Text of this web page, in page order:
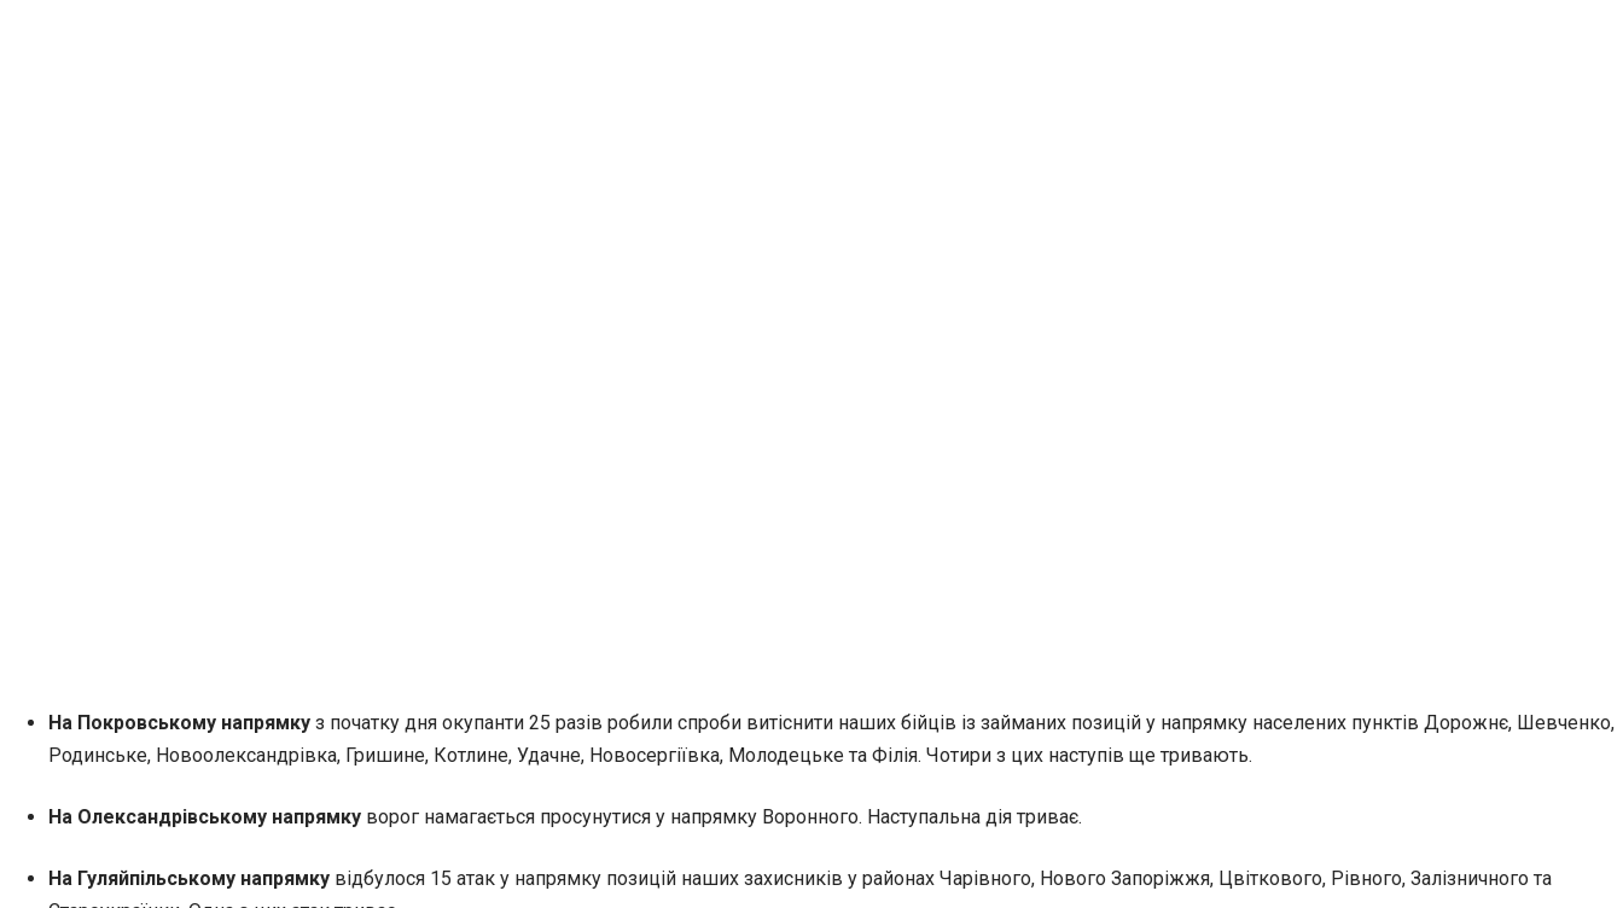
На Покровському напрямку з початку дня окупанти 25 разів робили спроби витіснити наших бійців із займаних позицій у напрямку населених пунктів Дорожнє, Шевченко,
Родинське, Новоолександрівка, Гришине, Котлине, Удачне, Новосергіївка, Молодецьке та Філія. Чотири з цих наступів ще тривають.
На Олександрівському напрямку ворог намагається просунутися у напрямку Воронного. Наступальна дія триває.
На Гуляйпільському напрямку відбулося 15 атак у напрямку позицій наших захисників у районах Чарівного, Нового Запоріжжя, Цвіткового, Рівного, Залізничного та